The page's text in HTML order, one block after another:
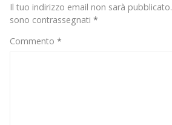
Il tuo indirizzo email non sarà pubblicato.
sono contrassegnati *
Commento *